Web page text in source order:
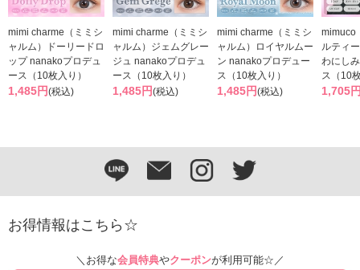
mimi charme（ミミシ
ャルム）ドーリードロ
ップ nanakoプロデュ
ース（10枚入り）
1,485円(税込)
mimi charme（ミミシ
ャルム）ジェムグレー
ジュ nanakoプロデュ
ース（10枚入り）
1,485円(税込)
mimi charme（ミミシ
ャルム）ロイヤルムー
ン nanakoプロデュー
ス（10枚入り）
1,485円(税込)
mimuco
ルティ
わにし
ス（10
1,705
お得情報はこちら☆
＼お得な会員特典やクーポンが利用可能☆／